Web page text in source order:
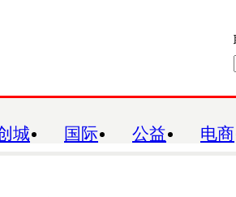
城 国际 公益 电商